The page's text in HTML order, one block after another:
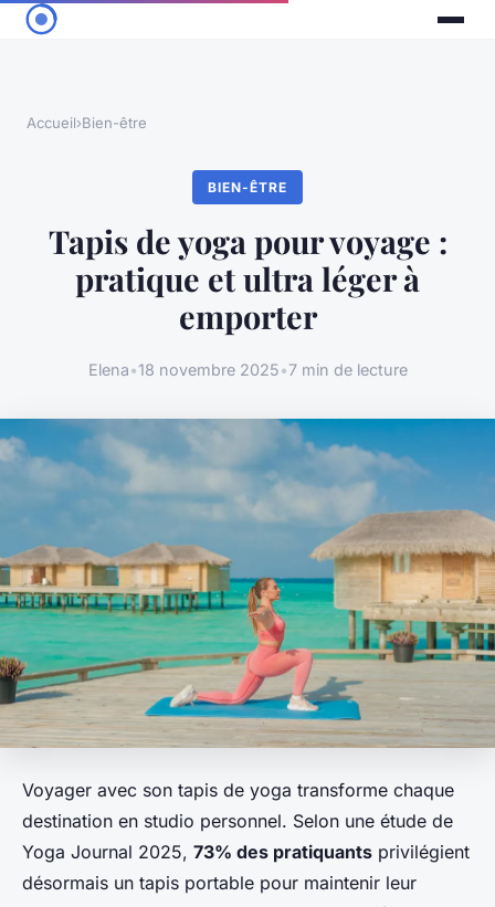
Accueil›Bien-être
BIEN-ÊTRE
Tapis de yoga pour voyage :
pratique et ultra léger à
emporter
Elena•18 novembre 2025•7 min de lecture
Voyager avec son tapis de yoga transforme chaque
destination en studio personnel. Selon une étude de
Yoga Journal 2025, 73% des pratiquants privilégient
désormais un tapis portable pour maintenir leur